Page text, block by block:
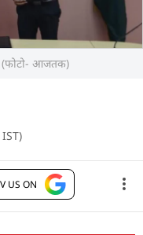
(फोटो- आजतक)
US ON